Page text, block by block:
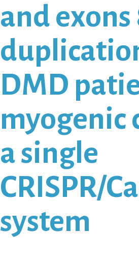
and exons
DMD
myogenic
a single
CRISPR/
system